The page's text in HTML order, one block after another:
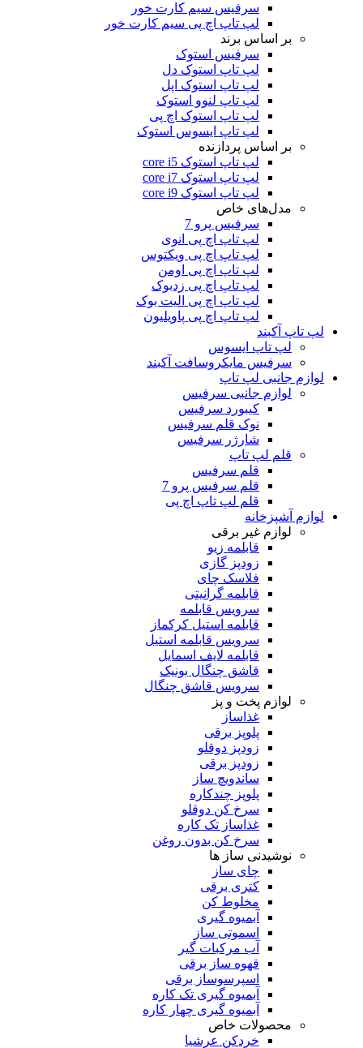
سرفیس سیم کارت خور
لپ تاپ اچ پی سیم کارت خور
بر اساس برند
سرفیس استوک
لپ تاپ استوک دل
لپ تاپ استوک اپل
لپ تاپ لنوو استوک
لپ تاپ استوک اچ پی
لپ تاپ ایسوس استوک
بر اساس پردازنده
لپ تاپ استوک core i5
لپ تاپ استوک core i7
لپ تاپ استوک core i9
مدل‌های خاص
سرفیس پرو 7
لپ تاپ اچ پی انوی
لپ تاپ اچ پی ویکتوس
لپ تاپ اچ پی اومن
لپ تاپ اچ پی زدبوک
لپ تاپ اچ پی الیت بوک
لپ تاپ اچ پی پاویلیون
لپ تاپ آکبند
لپ تاپ ایسوس
سرفیس مایکروسافت آکبند
لوازم جانبی لپ تاپ
لوازم جانبی سرفیس
کیبورد سرفیس
نوک قلم سرفیس
شارژر سرفیس
قلم لپ تاپ
قلم سرفیس
قلم سرفیس پرو 7
قلم لپ تاپ اچ پی
لوازم آشپزخانه
لوازم غیر برقی
قابلمه زیو
زودپز گازی
فلاسک چای
قابلمه گرانیتی
سرویس قابلمه
قابلمه استیل کرکماز
سرویس قابلمه استیل
قابلمه لایف اسمایل
قاشق چنگال یونیک
سرویس قاشق چنگال
لوازم پخت و پز
غذاساز
پلوپز برقی
زودپز دوقلو
زودپز برقی
ساندویچ ساز
پلوپز چندکاره
سرخ کن دوقلو
غذاساز تک کاره
سرخ کن بدون روغن
نوشیدنی ساز ها
چای ساز
کتری برقی
مخلوط کن
آبمیوه گیری
اسموتی ساز
آب مرکبات گیر
قهوه ساز برقی
اسپرسوساز برقی
آبمیوه گیری تک کاره
آبمیوه گیری چهار کاره
محصولات خاص
خردکن عرشیا